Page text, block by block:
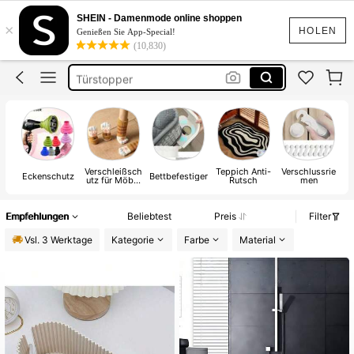
HOLEN
×
SHEIN - Damenmode online shoppen
Genießen Sie App-Special!
(10,830)
Mini Kühlschrank
Eckenschutz
Kantenschutz
Türstopper
Mini Kühlschrank
Eckenschutz Verschleißsch
utz für Möbel Bettbefestiger Teppich Anti-
Rutsch
Verschlussrie
men
Empfehlungen Beliebtest Preis
Filter
Vsl. 3 Werktage
Kategorie Farbe Material